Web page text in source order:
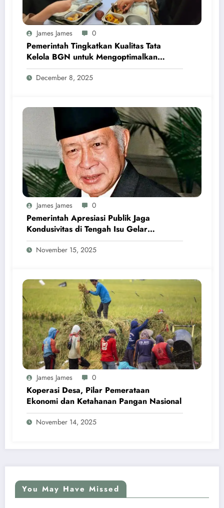
James James 0
Pemerintah Tingkatkan Kualitas Tata
Kelola BGN untuk Mengoptimalkan
Program MBG
December 8, 2025
James James 0
Pemerintah Apresiasi Publik Jaga
Kondusivitas di Tengah Isu Gelar
Pahlawan Soeharto
November 15, 2025
James James 0
Koperasi Desa, Pilar Pemerataan
Ekonomi dan Ketahanan Pangan Nasional
November 14, 2025
You May Have Missed